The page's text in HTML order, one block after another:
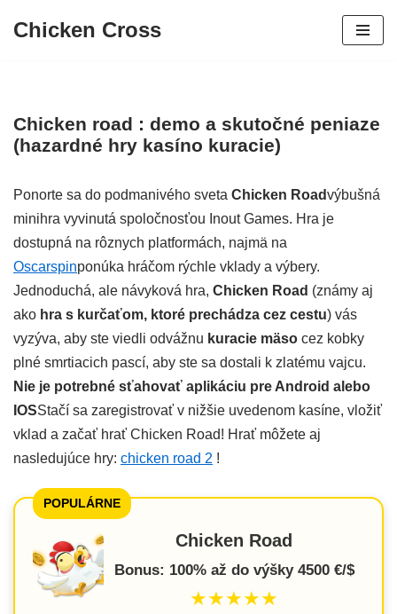
Chicken Cross
Chicken road : demo a skutočné peniaze
(hazardné hry kasíno kuracie)
Ponorte sa do podmanivého sveta Chicken Roadvýbušná
minihra vyvinutá spoločnosťou Inout Games. Hra je
dostupná na rôznych platformách, najmä na
Oscarspinponúka hráčom rýchle vklady a výbery.
Jednoduchá, ale návyková hra, Chicken Road (známy aj
ako hra s kurčaťom, ktoré prechádza cez cestu) vás
vyzýva, aby ste viedli odvážnu kuracie mäso cez kobky
plné smrtiacich pascí, aby ste sa dostali k zlatému vajcu.
Nie je potrebné sťahovať aplikáciu pre Android alebo
IOSStačí sa zaregistrovať v nižšie uvedenom kasíne, vložiť
vklad a začať hrať Chicken Road! Hrať môžete aj
nasledujúce hry: chicken road 2 !
POPULÁRNE
Chicken Road
Bonus: 100% až do výšky 4500 €/$
★★★★★